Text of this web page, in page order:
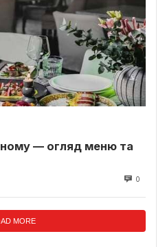
— огляд меню та
0
MORE